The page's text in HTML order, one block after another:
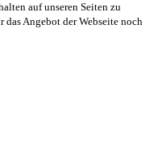
auf unseren Seiten zu
das Angebot der Webseite noch